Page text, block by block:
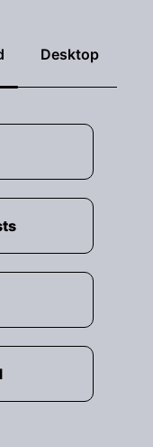
Desktop